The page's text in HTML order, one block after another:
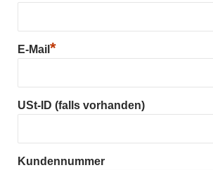
E-Mail *
USt-ID (falls vorhanden)
Kundennummer